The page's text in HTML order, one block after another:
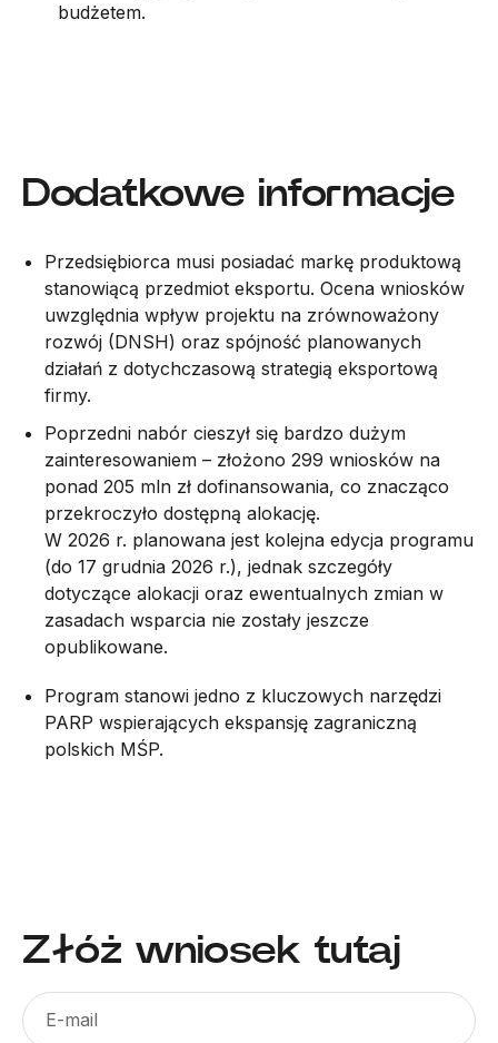
budżetem.
Dodatkowe informacje
Przedsiębiorca musi posiadać markę produktową
stanowiącą przedmiot eksportu. Ocena wniosków
uwzględnia wpływ projektu na zrównoważony
rozwój (DNSH) oraz spójność planowanych
działań z dotychczasową strategią eksportową
firmy.
Poprzedni nabór cieszył się bardzo dużym
zainteresowaniem – złożono 299 wniosków na
ponad 205 mln zł dofinansowania, co znacząco
przekroczyło dostępną alokację.
W 2026 r. planowana jest kolejna edycja programu
(do 17 grudnia 2026 r.), jednak szczegóły
dotyczące alokacji oraz ewentualnych zmian w
zasadach wsparcia nie zostały jeszcze
opublikowane.
Program stanowi jedno z kluczowych narzędzi
PARP wspierających ekspansję zagraniczną
polskich MŚP.
Złóż wniosek tutaj
E-mail